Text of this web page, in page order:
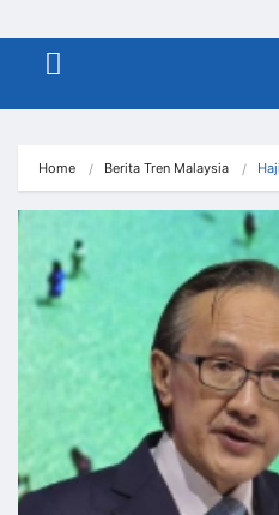
Menu
Home Berita Tren Malaysia